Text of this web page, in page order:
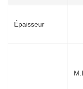
Épaisseur